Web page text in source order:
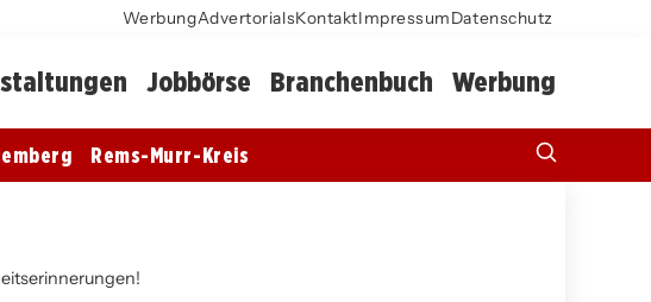
WerbungAdvertorialsKontaktImpressumDatenschutz
Jobbörse Branchenbuch Werbung
Rems-Murr-Kreis